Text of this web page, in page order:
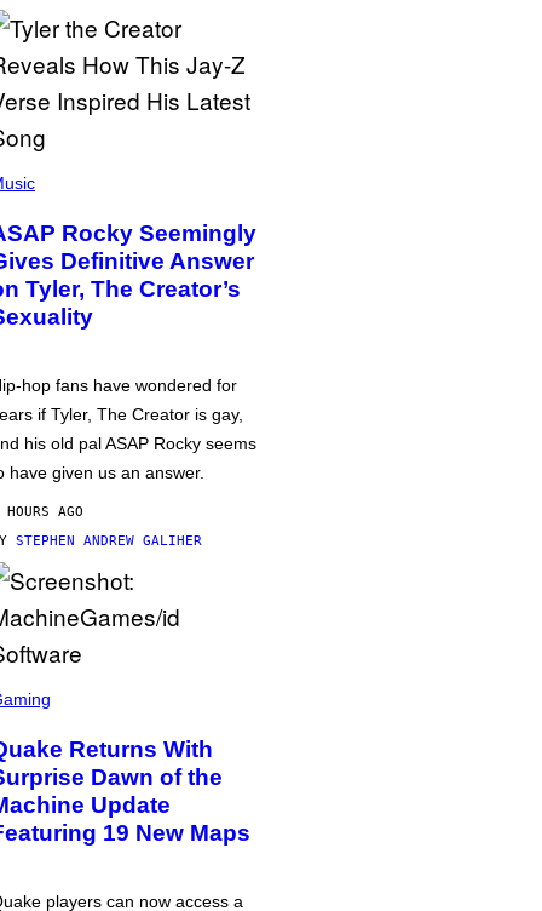
Rocky Seemingly
Definitive Answer
Tyler, The Creator’s
hop fans have wondered for
if Tyler, The Creator is gay,
his old pal ASAP Rocky seems
have given us an answer.
AGO
STEPHEN ANDREW GALIHER
Returns With
Dawn of the
Update
19 New Maps
players can now access a